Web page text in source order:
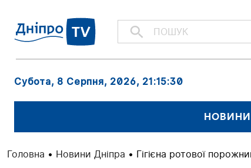
Субота, 8 Серпня, 2026, 21:15:32
НОВИНИ
Головна • Новини Дніпра • Гігієна ротової